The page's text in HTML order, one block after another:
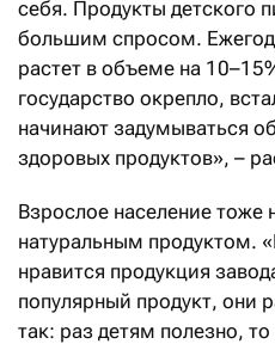
себя. Продукты детского
большим спросом.
растет в объеме на
государство окрепло,
начинают задумываться
здоровых продуктов», –
Взрослое население тоже
натуральным продуктом.
нравится продукция
популярный продукт, они
так: раз детям полезно,